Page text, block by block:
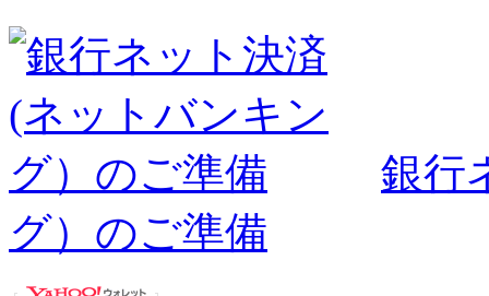
銀行
グ）のご準備